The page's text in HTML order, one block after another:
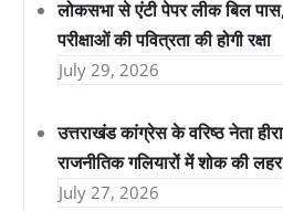
लोकसभा से एंटी पेपर लीक बिल पास,
परीक्षाओं की पवित्रता की होगी रक्षा
July 29, 2026
उत्तराखंड कांग्रेस के वरिष्ठ नेता
राजनीतिक गलियारों में शोक की लहर
July 27, 2026